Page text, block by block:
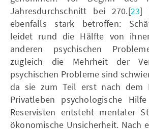
Jahresdurchschnitt bei 270.[23]
ebenfalls stark betroffen:
leidet rund die Hälfte von
anderen psychischen
zugleich die Mehrheit der
psychischen Probleme sind
da sie zum Teil erst nach dem
Privatleben psychologische
Reservisten entsteht mentaler
ökonomische Unsicherheit. Nach